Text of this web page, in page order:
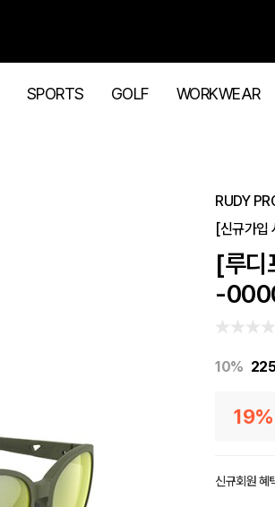
SPORTS GOLF WORKWEAR
RUDY
[신규가입
[루디
-
10%
19%
신규회원 혜